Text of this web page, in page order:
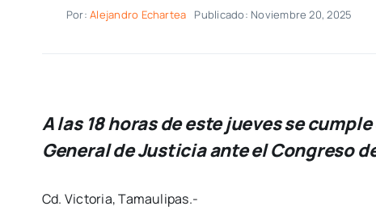
Por:Alejandro Echartea Publicado: Noviembre 20, 2025
A las 18 horas de este jueves se
General de Justicia ante el Congreso
Cd. Victoria, Tamaulipas.-